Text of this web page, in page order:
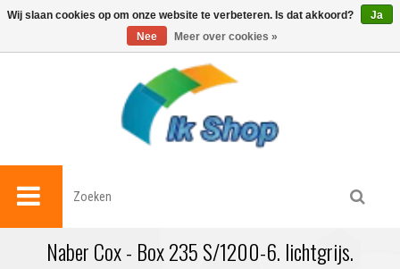
0
Naber Cox - Box 235 S/1200-6. lichtgrijs.
Wij slaan cookies op om onze website te verbeteren. Is dat akkoord?
Ja
Nee
Meer over cookies »